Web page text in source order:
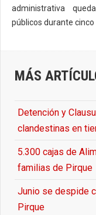
administrativa
públicos durante cinco
MÁS
Detención y
clandestinas en
5.300 cajas de
familias de Pirque
Junio se despide
Pirque